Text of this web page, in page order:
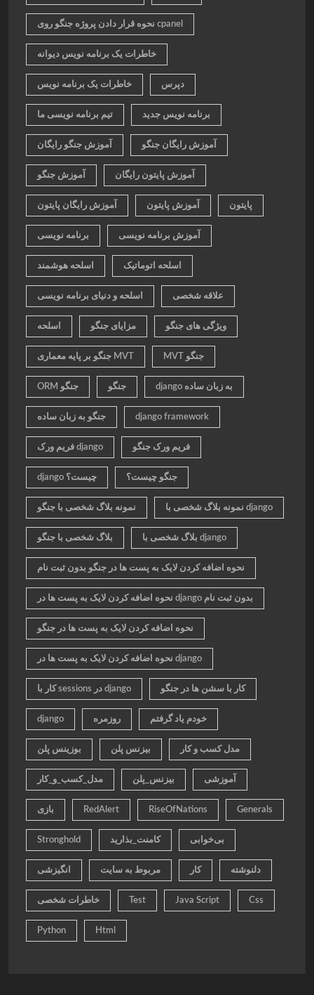
نحوه قرار دادن پروژه جنگو روی cpanel
خاطرات یک برنامه نویس دیوانه
خاطرات یک برنامه نویس دپرس
تیم برنامه نویسی ما برنامه نویس جدید
آموزش جنگو رایگان آموزش رایگان جنگو
آموزش جنگو آموزش پایتون رایگان
آموزش رایگان پایتون آموزش پایتون پایتون
برنامه نویسی آموزش برنامه نویسی
اسلحه هوشمند اسلحه اتوماتیک
اسلحه و دنیای برنامه نویسی علاقه شخصی
اسلحه مزایای جنگو ویژگی های جنگو
جنگو بر پایه معماری MVT MVT جنگو
ORM جنگو جنگو django به زبان ساده
جنگو به زبان ساده django framework
فریم ورک django فریم ورک جنگو
django چیست؟ جنگو چیست؟
نمونه بلاگ شخصی با جنگو نمونه بلاگ شخصی با django
بلاگ شخصی با جنگو بلاگ شخصی با django
نحوه اضافه کردن لایک به پست ها در جنگو بدون ثبت نام
نحوه اضافه کردن لایک به پست ها در django بدون ثبت نام
نحوه اضافه کردن لایک به پست ها در جنگو
نحوه اضافه کردن لایک به پست ها در django
کار با sessions در django کار با سشن ها در جنگو
django روزمره خودم یاد گرفتم
بوزینس پلن بیزنس پلن مدل کسب و کار
مدل_کسب_و_کار بیزنس_پلن آموزشی
بازی RedAlert RiseOfNations Generals
Stronghold کامنت_بذارید بی‌خوابی
انگیزشی مربوط به سایت کار دلنوشته
خاطرات شخصی Test Java Script Css
Python Html